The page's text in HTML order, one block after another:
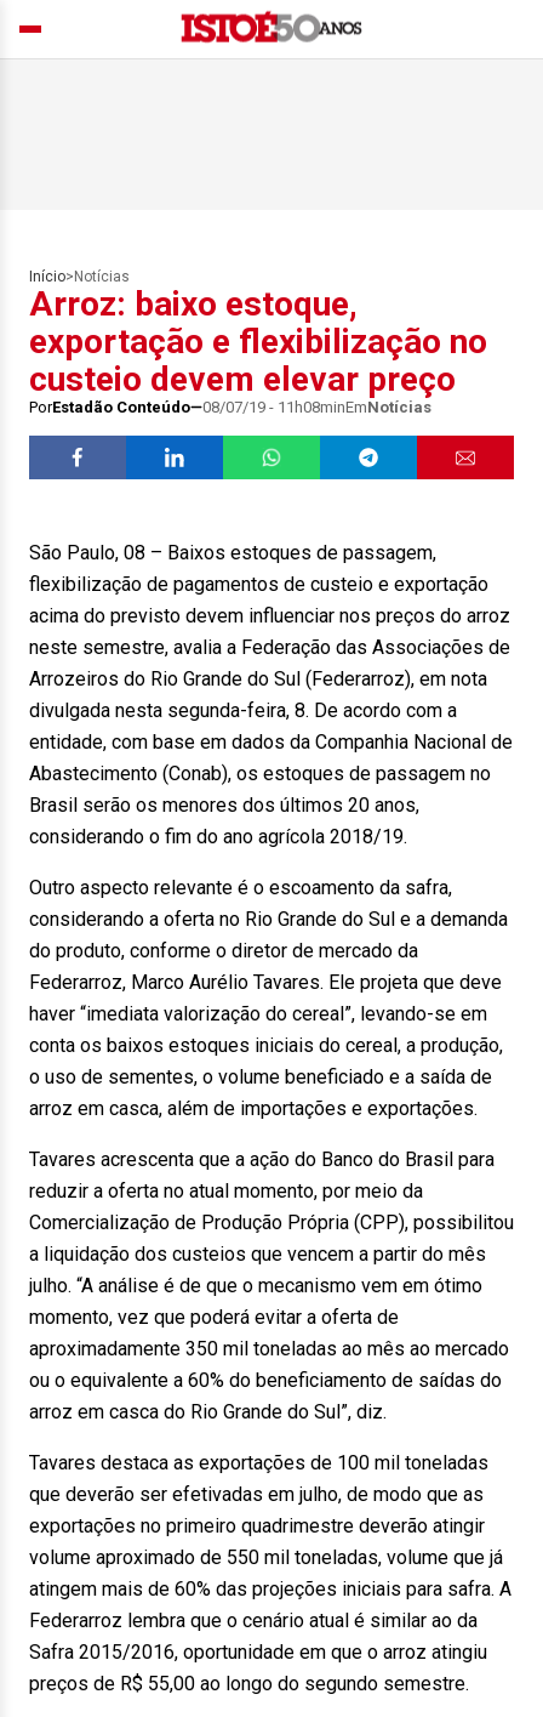
Início> Notícias
Arroz: baixo estoque,
exportação e flexibilização no
custeio devem elevar preço
PorEstadão Conteúdo 08/07/19 - 11h08minEmNotícias
São Paulo, 08 – Baixos estoques de passagem,
flexibilização de pagamentos de custeio e exportação
acima do previsto devem influenciar nos preços do arroz
neste semestre, avalia a Federação das Associações de
Arrozeiros do Rio Grande do Sul (Federarroz), em nota
divulgada nesta segunda-feira, 8. De acordo com a
entidade, com base em dados da Companhia Nacional de
Abastecimento (Conab), os estoques de passagem no
Brasil serão os menores dos últimos 20 anos,
considerando o fim do ano agrícola 2018/19.
Outro aspecto relevante é o escoamento da safra,
considerando a oferta no Rio Grande do Sul e a demanda
do produto, conforme o diretor de mercado da
Federarroz, Marco Aurélio Tavares. Ele projeta que deve
haver “imediata valorização do cereal”, levando-se em
conta os baixos estoques iniciais do cereal, a produção,
o uso de sementes, o volume beneficiado e a saída de
arroz em casca, além de importações e exportações.
Tavares acrescenta que a ação do Banco do Brasil para
reduzir a oferta no atual momento, por meio da
Comercialização de Produção Própria (CPP), possibilitou
a liquidação dos custeios que vencem a partir do mês
julho. “A análise é de que o mecanismo vem em ótimo
momento, vez que poderá evitar a oferta de
aproximadamente 350 mil toneladas ao mês ao mercado
ou o equivalente a 60% do beneficiamento de saídas do
arroz em casca do Rio Grande do Sul”, diz.
Tavares destaca as exportações de 100 mil toneladas
que deverão ser efetivadas em julho, de modo que as
exportações no primeiro quadrimestre deverão atingir
volume aproximado de 550 mil toneladas, volume que já
atingem mais de 60% das projeções iniciais para safra. A
Federarroz lembra que o cenário atual é similar ao da
Safra 2015/2016, oportunidade em que o arroz atingiu
preços de R$ 55,00 ao longo do segundo semestre.